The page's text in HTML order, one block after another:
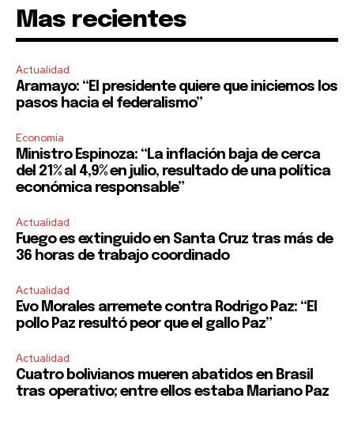
Mas recientes
Actualidad
Aramayo: “El presidente quiere que iniciemos los
pasos hacia el federalismo”
Economía
Ministro Espinoza: “La inflación baja de cerca
del 21% al 4,9% en julio, resultado de una política
económica responsable”
Actualidad
Fuego es extinguido en Santa Cruz tras más de
36 horas de trabajo coordinado
Actualidad
Evo Morales arremete contra Rodrigo Paz: “El
pollo Paz resultó peor que el gallo Paz”
Actualidad
Cuatro bolivianos mueren abatidos en Brasil
tras operativo; entre ellos estaba Mariano Paz